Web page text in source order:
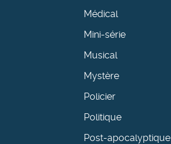
Médical
Mini-série
Musical
Mystère
Policier
Politique
Post-apocalyptique